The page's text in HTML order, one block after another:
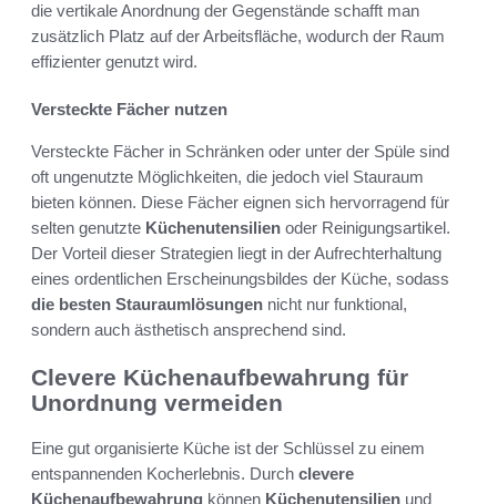
die vertikale Anordnung der Gegenstände schafft man
zusätzlich Platz auf der Arbeitsfläche, wodurch der Raum
effizienter genutzt wird.
Versteckte Fächer nutzen
Versteckte Fächer in Schränken oder unter der Spüle sind
oft ungenutzte Möglichkeiten, die jedoch viel Stauraum
bieten können. Diese Fächer eignen sich hervorragend für
selten genutzte Küchenutensilien oder Reinigungsartikel.
Der Vorteil dieser Strategien liegt in der Aufrechterhaltung
eines ordentlichen Erscheinungsbildes der Küche, sodass
die besten Stauraumlösungen nicht nur funktional,
sondern auch ästhetisch ansprechend sind.
Clevere Küchenaufbewahrung für
Unordnung vermeiden
Eine gut organisierte Küche ist der Schlüssel zu einem
entspannenden Kocherlebnis. Durch clevere
Küchenaufbewahrung können Küchenutensilien und